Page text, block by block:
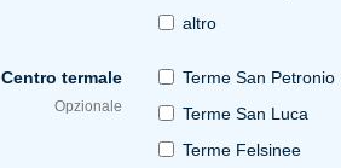
altro
Centro termale
Opzionale
Terme San Petronio
Terme San Luca
Terme Felsinee